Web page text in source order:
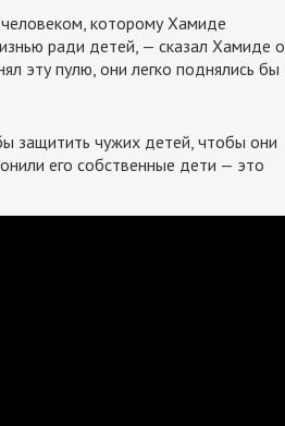
которому Хамиде
ради детей, — сказал Хамиде о
эту пулю, они легко поднялись бы
защитить чужих детей, чтобы они
его собственные дети — это